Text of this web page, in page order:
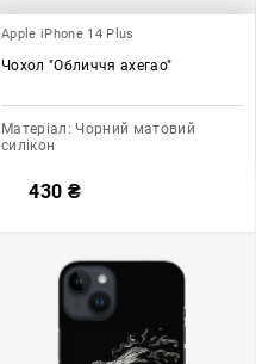
Apple iPhone 14 Plus
Чохол "Обличчя ахегао"
Матеріал: Чорний матовий
силікон
430 ₴